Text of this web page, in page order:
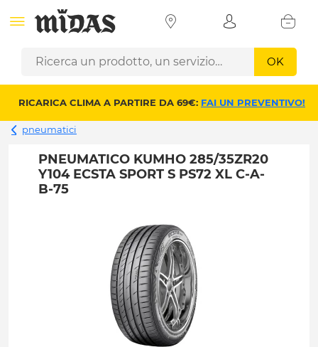
OK
RICARICA CLIMA A PARTIRE DA 69€: FAI UN PREVENTIVO!
pneumatici
PNEUMATICO KUMHO 285/35ZR20
Y104 ECSTA SPORT S PS72 XL C-A-
B-75